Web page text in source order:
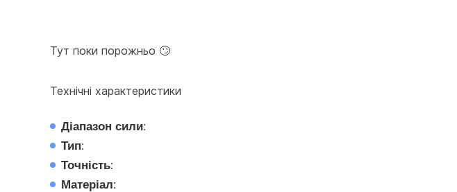
Тут поки порожньо 🙄
Технічні характеристики
Діапазон сили:
Тип:
Точність:
Матеріал: